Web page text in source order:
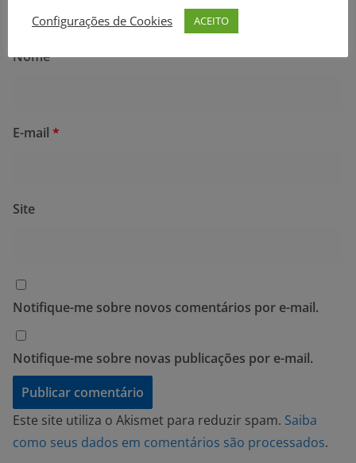
Nome*
E-mail *
Site
Notifique-me sobre novos comentários por e-mail.
Notifique-me sobre novas publicações por e-mail.
Este site utiliza o Akismet para reduzir spam. Saiba
como seus dados em comentários são processados.
Configurações de Cookies
ACEITO